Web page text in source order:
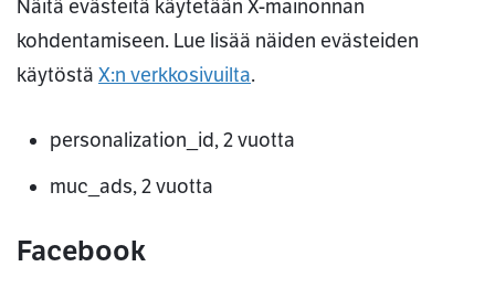
Näitä evästeitä käytetään X-mainonnan
kohdentamiseen. Lue lisää näiden evästeiden
käytöstä X:n verkkosivuilta.
personalization_id, 2 vuotta
muc_ads, 2 vuotta
Facebook